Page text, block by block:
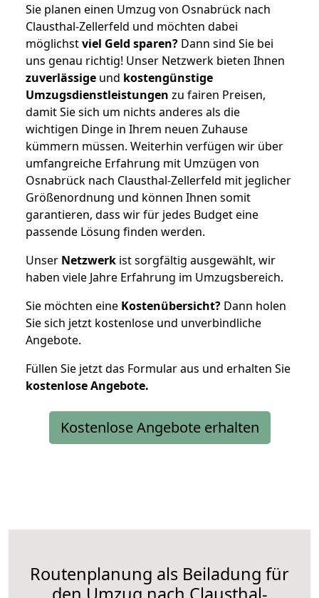
Sie planen einen Umzug von Osnabrück nach
Clausthal-Zellerfeld und möchten dabei
möglichstviel Geld sparen? Dann sind Sie bei
uns genau richtig! Unser Netzwerk bieten Ihnen
zuverlässige und kostengünstige
Umzugsdienstleistungen zu fairen Preisen,
damit Sie sich um nichts anderes als die
wichtigen Dinge in Ihrem neuen Zuhause
kümmern müssen. Weiterhin verfügen wir über
umfangreiche Erfahrung mit Umzügen von
Osnabrück nach Clausthal-Zellerfeld mit jeglicher
Größenordnung und können Ihnen somit
garantieren, dass wir für jedes Budget eine
passende Lösung finden werden.
Unser Netzwerk ist sorgfältig ausgewählt, wir
haben viele Jahre Erfahrung im Umzugsbereich.
Sie möchten eine Kostenübersicht? Dann holen
Sie sich jetzt kostenlose und unverbindliche
Angebote.
Füllen Sie jetzt das Formular aus und erhalten Sie
kostenloseAngebote.
Kostenlose Angebote erhalten
Routenplanung als Beiladung für